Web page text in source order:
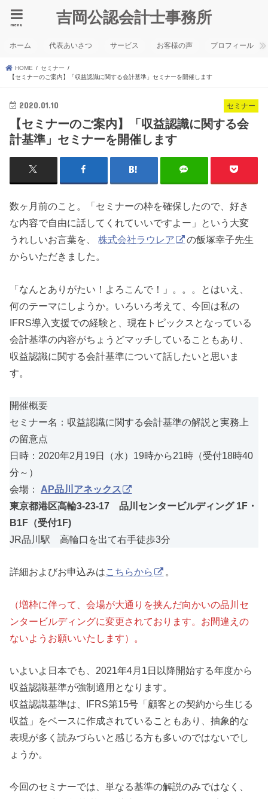
吉岡公認会計士事務所
menu
ホーム 代表あいさつ サービス お客様の声 プロフィール
HOME
セミナー
【セミナーのご案内】「収益認識に関する会計基準」セミナーを開催します
セミナー
2020.01.10
【セミナーのご案内】「収益認識に関する会
計基準」セミナーを開催します
数ヶ月前のこと。「セミナーの枠を確保したので、好き
な内容で自由に話してくれていいですよー」という大変
うれしいお言葉を、株式会社ラウレア
の飯塚幸子先生
からいただきました。
「なんとありがたい！よろこんで！」。。。とはいえ、
何のテーマにしようか。いろいろ考えて、今回は私の
IFRS導入支援での経験と、現在トピックスとなっている
会計基準の内容がちょうどマッチしていることもあり、
収益認識に関する会計基準について話したいと思いま
す。
開催概要
セミナー名：収益認識に関する会計基準の解説と実務上
の留意点
日時：2020年2月19日（水）19時から21時（受付18時40
分～）
会場： AP品川アネックス
東京都港区高輪3-23-17 品川センタービルディング 1F・
B1F（受付1F)
JR品川駅 高輪口を出て右手徒歩3分
詳細およびお申込みはこちらから 。
（増枠に伴って、会場が大通りを挟んだ向かいの品川セ
ンタービルディングに変更されております。お間違えの
ないようお願いいたします）。
いよいよ日本でも、2021年4月1日以降開始する年度から
収益認識基準が強制適用となります。
収益認識基準は、IFRS第15号「顧客との契約から生じる
収益」をベースに作成されていることもあり、抽象的な
表現が多く読みづらいと感じる方も多いのではないでし
ょうか。
今回のセミナーでは、単なる基準の解説のみではなく、